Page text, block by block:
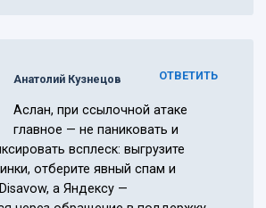
ОТВЕТИТЬ
Анатолий Кузнецов
Аслан, при ссылочной атаке
главное — не паниковать и
всплеск: выгрузите
отберите явный спам и
а Яндексу —